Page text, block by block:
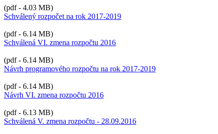
(pdf - 4.03 MB)
Schválený rozpočet na rok 2017-2019
(pdf - 6.14 MB)
Schválená VI. zmena rozpočtu 2016
(pdf - 6.14 MB)
Návrh programového rozpočtu na rok 2017-2019
(pdf - 6.14 MB)
Návrh VI. zmena rozpočtu 2016
(pdf - 6.13 MB)
Schválená V. zmena rozpočtu - 28.09.2016